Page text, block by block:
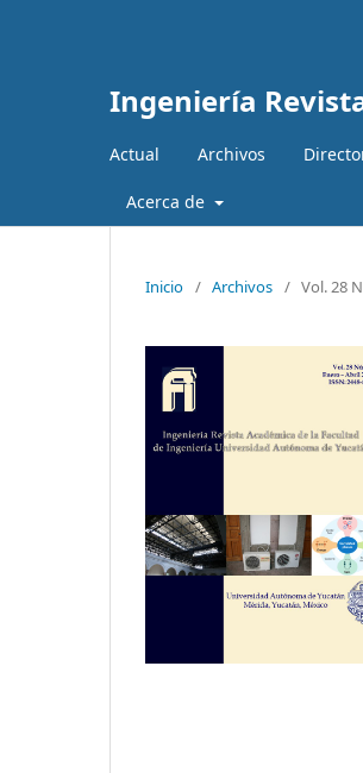
Ingeniería
Actual Archivos
Acerca de
Inicio / Archivos / Vol. 28